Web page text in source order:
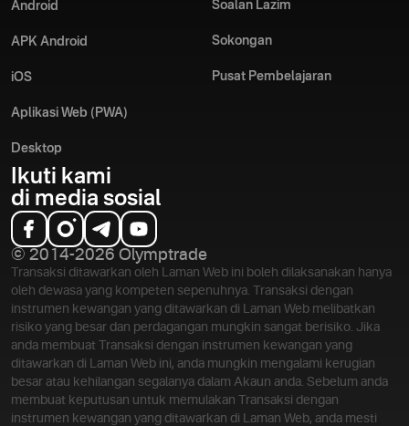
Android
APK Android
iOS
Aplikasi Web (PWA)
Desktop
Soalan Lazim
Sokongan
Pusat Pembelajaran
Ikuti kami
di media sosial
© 2014-2026 Olymptrade
Transaksi ditawarkan oleh Laman Web ini boleh dilaksanakan hanya
oleh dewasa yang kompeten sepenuhnya. Transaksi dengan
instrumen kewangan yang ditawarkan di Laman Web melibatkan
risiko yang besar dan perdagangan mungkin sangat berisiko. Jika
anda membuat Transaksi dengan instrumen kewangan yang
ditawarkan di Laman Web ini, anda mungkin mengalami kerugian
besar atau kehilangan segalanya dalam Akaun anda. Sebelum anda
membuat keputusan untuk memulakan Transaksi dengan
instrumen kewangan yang ditawarkan di Laman Web, anda mesti